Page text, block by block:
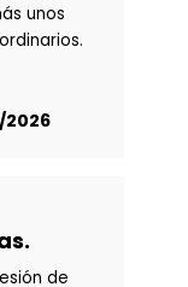
unos
2026
de